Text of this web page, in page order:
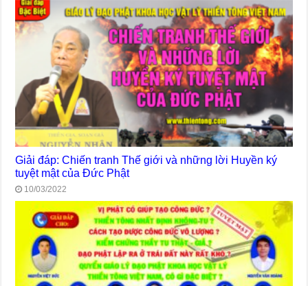
Giải đáp: Chiến tranh Thế giới và những lời Huyền ký
tuyệt mật của Đức Phật
10/03/2022